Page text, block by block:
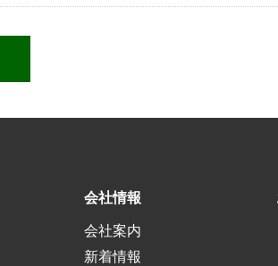
会社情報
会社案内
新着情報